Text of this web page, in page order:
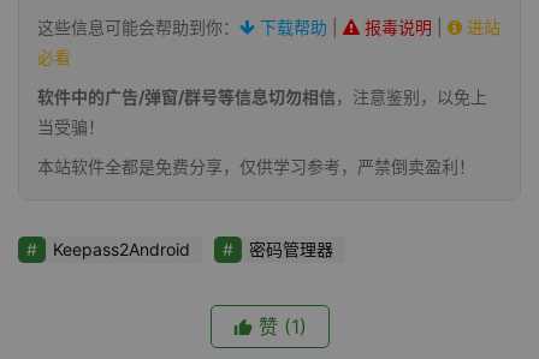
这些信息可能会帮助到你：
下载帮助 报毒说明
进站
必看
软件中的广告/弹窗/群号等信息切勿相信，注意鉴别，以免上
当受骗！
本站软件全都是免费分享，仅供学习参考，严禁倒卖盈利！
Keepass2Android 密码管理器
赞 (1)